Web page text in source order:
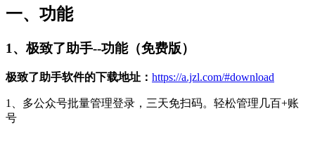
一、功能
1、极致了助手--功能（免费版）
极致了助手软件的下载地址： https://a.jzl.com/#download
1、多公众号批量管理登录，三天免扫码。轻松管理几百+账
号